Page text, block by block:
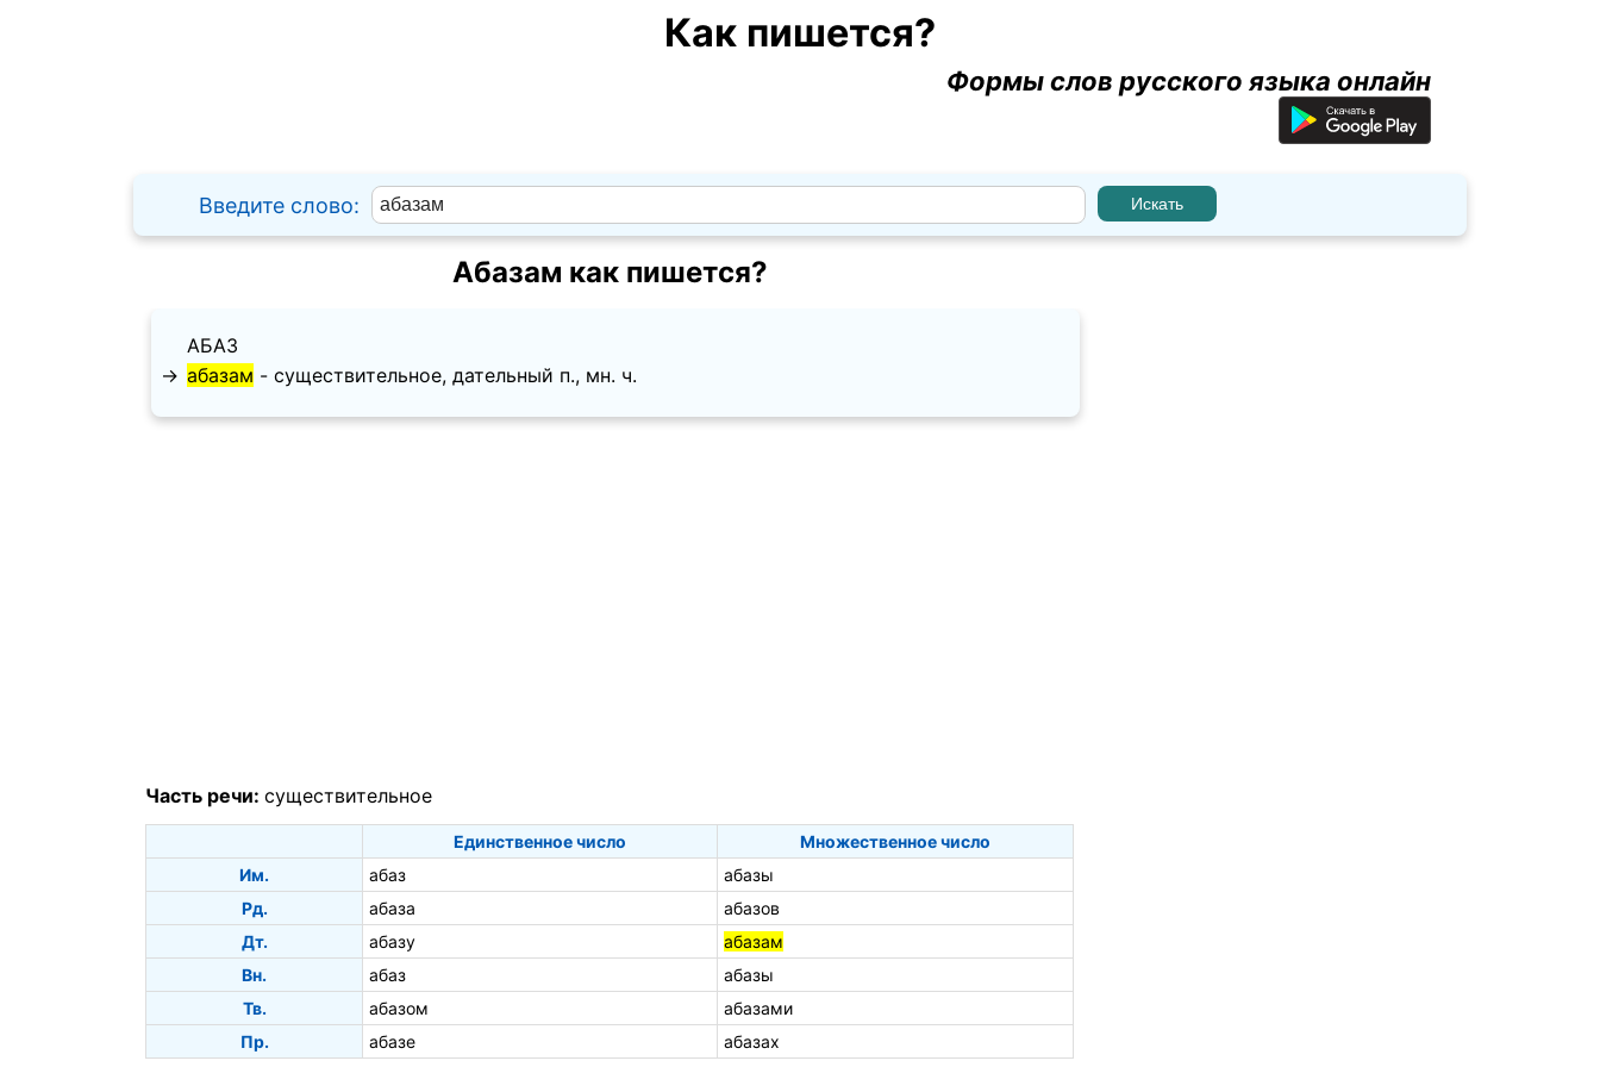
Как пишется?
Формы слов русского языка онлайн
Введите слово:
Абазам как пишется?
АБАЗ
→ абазам - существительное, дательный п., мн. ч.
Часть речи: существительное
Единственное число
Множественное число
Им.
абаз
абазы
Рд.
абаза
абазов
Дт.
абазу
абазам
Вн.
абаз
абазы
Тв.
абазом
абазами
Пр.
абазе абазах